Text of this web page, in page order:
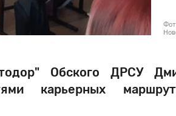
Обского ДРСУ
карьерных